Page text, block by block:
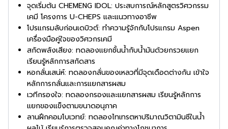
จุดเริ่มต้น CHEMENG IDOL: ประสบการณ์หลักสูตรวิศวกรรม
เคมี โครงการ U-CHEPS และแนวทางอาชีพ
โปรแกรมลับก่อนเดบิวต์: ทำความรู้จักกับโปรแกรม Aspen
เครื่องมือคู่ใจของวิศวกรเคมี
สกัดพลังเสียง: ทดลองแยกชั้นน้ำกับน้ำมันด้วยกรวยแยก
เรียนรู้หลักการสกัดสาร
หอกลั่นเสน่ห์: ทดลองกลั่นของเหลวที่มีจุดเดือดต่างกัน เข้าใจ
หลักการกลั่นและการแยกสารผสม
เวทีกรองใจ: ทดลองกรองและแยกสารผสม เรียนรู้หลักการ
แยกของแข็งตามขนาดอนุภาค
ลานฝึกคอมโบเวทย์: ทดลองไทเทรตหาปริมาณวิตามินซีในน้ำ